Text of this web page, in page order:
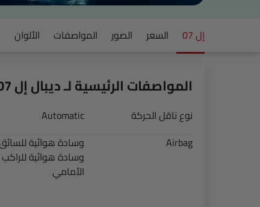
إل 07 السعر الصور المواصفات الألوان
المواصفات الرئيسية لـ ديبال إل 07
نوع ناقل الحركة Automatic
Airbag
وسادة هوائية
وسادة هوائية للراكب
الأمامي